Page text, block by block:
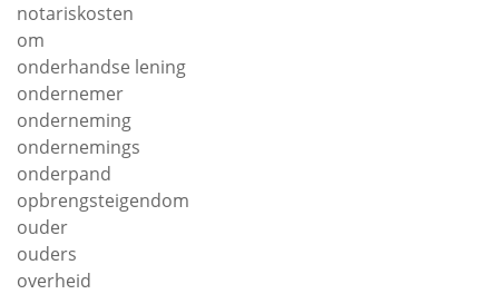
notariskosten
om
onderhandse lening
ondernemer
onderneming
ondernemings
onderpand
opbrengsteigendom
ouder
ouders
overheid